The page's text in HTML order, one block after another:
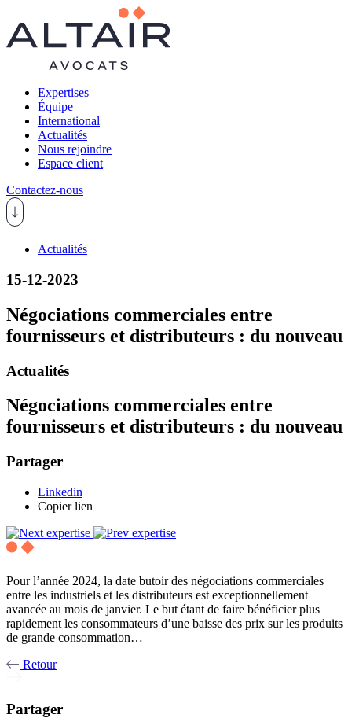
Expertises
Équipe
International
Actualités
Nous rejoindre
Espace client
Contactez-nous
Actualités
15-12-2023
Négociations commerciales entre
fournisseurs et distributeurs : du nouveau
Actualités
Négociations commerciales entre
fournisseurs et distributeurs : du nouveau
Partager
Linkedin
Copier lien
Pour l’année 2024, la date butoir des négociations commerciales
entre les industriels et les distributeurs est exceptionnellement
avancée au mois de janvier. Le but étant de faire bénéficier plus
rapidement les consommateurs d’une baisse des prix sur les produits
de grande consommation…
Retour
Partager